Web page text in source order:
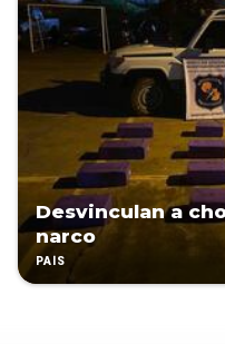
Desvinculan a
narco
PAÍS